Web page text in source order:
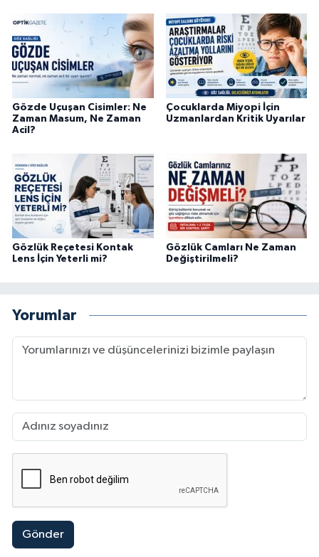
Gözde Uçuşan Cisimler: Ne
Zaman Masum, Ne Zaman
Acil?
Çocuklarda Miyopi İçin
Uzmanlardan Kritik Uyarılar
Gözlük Reçetesi Kontak
Lens İçin Yeterli mi?
Gözlük Camları Ne Zaman
Değiştirilmeli?
Yorumlar
Gönder